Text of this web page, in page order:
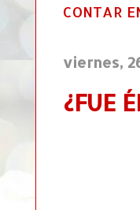
CONTAR
viernes,
¿FUE